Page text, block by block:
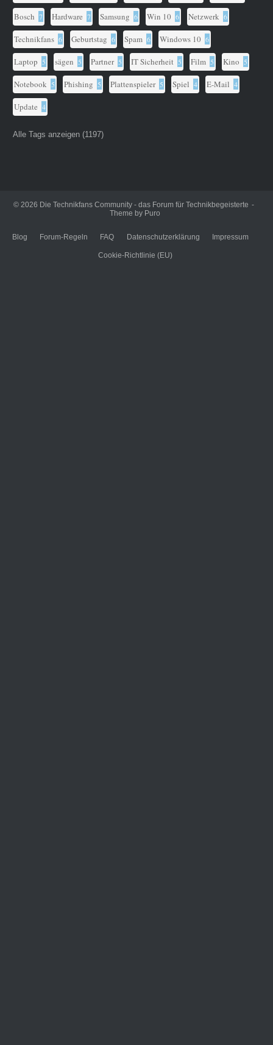
Bosch 7 Hardware 7 Samsung 6 Win 10 6 Netzwerk 6
Technikfans 6 Geburtstag 6 Spam 6 Windows 10 6
Laptop 5 sägen 5 Partner 5 IT Sicherheit 5 Film 5 Kino 5
Notebook 5 Phishing 5 Plattenspieler 5 Spiel 4 E-Mail 4
Update 4
Alle Tags anzeigen (1197)
© 2026 Die Technikfans Community - das Forum für Technikbegeisterte
Theme by Puro
Blog Forum-Regeln FAQ Datenschutzerklärung Impressum
Cookie-Richtlinie (EU)